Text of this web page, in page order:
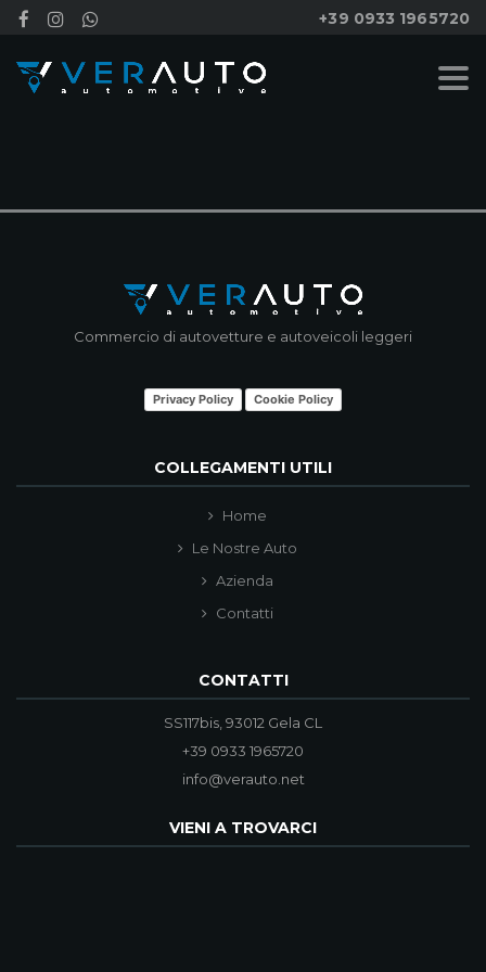
+39 0933 1965720
Commercio di autovetture e autoveicoli leggeri
Privacy Policy Cookie Policy
COLLEGAMENTI UTILI
Home
Le Nostre Auto
Azienda
Contatti
CONTATTI
SS117bis, 93012 Gela CL
+39 0933 1965720
info@verauto.net
VIENI A TROVARCI